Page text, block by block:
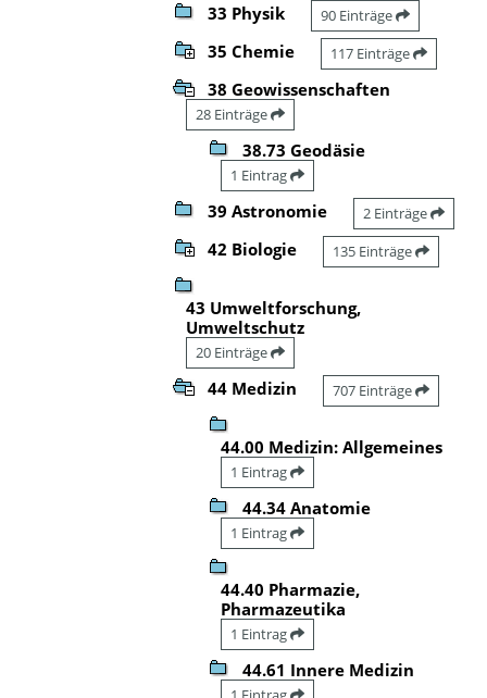
33 Physik 90 Einträge
35 Chemie 117 Einträge
38 Geowissenschaften
28 Einträge
38.73 Geodäsie
1 Eintrag
39 Astronomie 2 Einträge
42 Biologie 135 Einträge
43 Umweltforschung,
Umweltschutz
20 Einträge
44 Medizin 707 Einträge
44.00 Medizin: Allgemeines
1 Eintrag
44.34 Anatomie
1 Eintrag
44.40 Pharmazie,
Pharmazeutika
1 Eintrag
44.61 Innere Medizin